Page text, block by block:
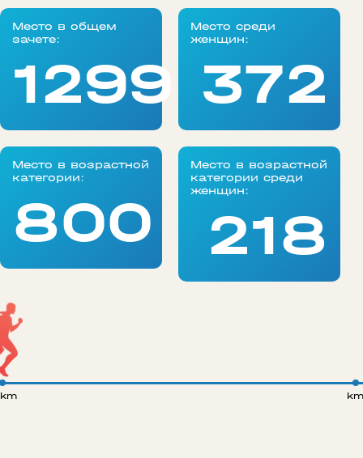
Место в общем
зачете:
1299
Место среди
женщин:
372
Место в возрастной
категории:
800
Место в возрастной
категории среди
женщин:
218
km